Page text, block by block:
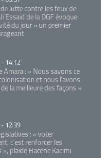
lutte contre les feux de
Essaid de la DGF évoque
du jour » un premier
14:12
Amara : « Nous savons ce
et nous l’avons
la meilleure des façons »
12:39
: « voter
c'est renforcer les
plaide Hacène Kacimi